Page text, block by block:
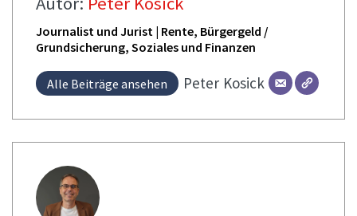
Journalist und Jurist | Rente, Bürgergeld /
Grundsicherung, Soziales und Finanzen
Alle Beiträge ansehen Peter Kosick